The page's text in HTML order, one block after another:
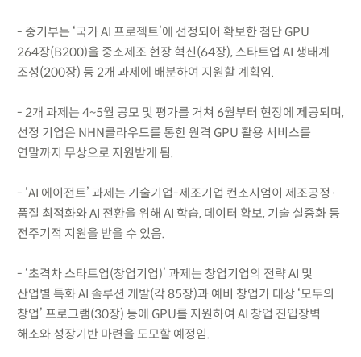
- 중기부는 ‘국가 AI 프로젝트’에 선정되어 확보한 첨단 GPU
264장(B200)을 중소제조 현장 혁신(64장), 스타트업 AI 생태계
조성(200장) 등 2개 과제에 배분하여 지원할 계획임.
- 2개 과제는 4~5월 공모 및 평가를 거쳐 6월부터 현장에 제공되며,
선정 기업은 NHN클라우드를 통한 원격 GPU 활용 서비스를
연말까지 무상으로 지원받게 됨.
- ‘AI 에이전트’ 과제는 기술기업-제조기업 컨소시엄이 제조공정·
품질 최적화와 AI 전환을 위해 AI 학습, 데이터 확보, 기술 실증화 등
전주기적 지원을 받을 수 있음.
- ‘초격차 스타트업(창업기업)’ 과제는 창업기업의 전략 AI 및
산업별 특화 AI 솔루션 개발(각 85장)과 예비 창업가 대상 ‘모두의
창업’ 프로그램(30장) 등에 GPU를 지원하여 AI 창업 진입장벽
해소와 성장기반 마련을 도모할 예정임.